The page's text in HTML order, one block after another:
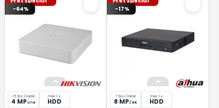
-64%
15 fps /canal
4 MP Lite
max 1 x
HDD
-17%
7 fps /canal
8 MP / 4K
max 1 x
HDD